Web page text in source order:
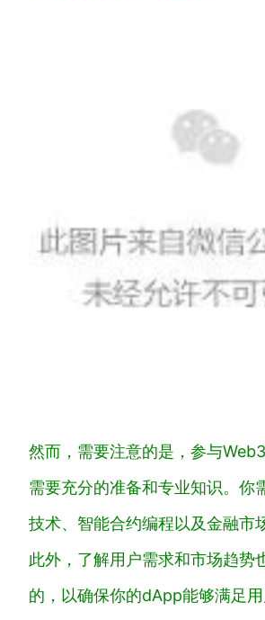
然而，需要注意的是，参与
需要充分的准备和专业知识。你
技术、智能合约编程以及金融市
此外，了解用户需求和市场趋势
的，以确保你的dApp能够满足